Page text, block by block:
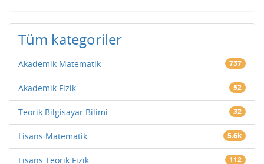
Tüm kategoriler
Akademik Matematik 737
Akademik Fizik 52
Teorik Bilgisayar Bilimi 32
Lisans Matematik 5.6k
Lisans Teorik Fizik 112